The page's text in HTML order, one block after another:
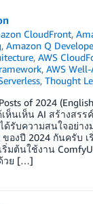
CloudFront,
, Amazon Q
, AWS
, AWS
, Thought
of 2024
นเห็น AI สร้างสร
บความสนใจอย่าง
ของปี 2024 กันครับ
มต้นใช้งาน
วย […]